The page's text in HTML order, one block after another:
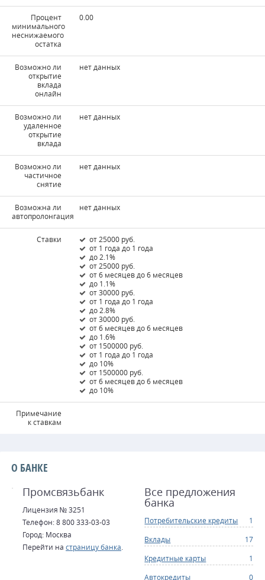
Процент
минимального
неснижаемого
остатка
0.00
Возможно ли
открытие
вклада
онлайн
нет данных
Возможно ли
удаленное
открытие
вклада
нет данных
Возможно ли
частичное
снятие
нет данных
Возможна ли
автопролонгация
нет данных
Ставки
от 25000 руб.
от 1 года до 1 года
до 2.1%
от 25000 руб.
от 6 месяцев до 6 месяцев
до 1.1%
от 30000 руб.
от 1 года до 1 года
до 2.8%
от 30000 руб.
от 6 месяцев до 6 месяцев
до 1.6%
от 1500000 руб.
от 1 года до 1 года
до 10%
от 1500000 руб.
от 6 месяцев до 6 месяцев
до 10%
Примечание
к ставкам
О БАНКЕ
Промсвязьбанк
Лицензия № 3251
Телефон: 8 800 333-03-03
Город: Москва
Перейти на страницу банка
Все предложения
банка
Потребительские кредиты
1
Вклады
17
Кредитные карты
1
Автокредиты
0